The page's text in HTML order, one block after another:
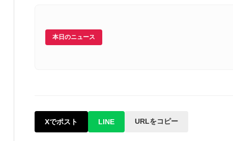
本日のニュース
Xでポスト LINE URLをコピー